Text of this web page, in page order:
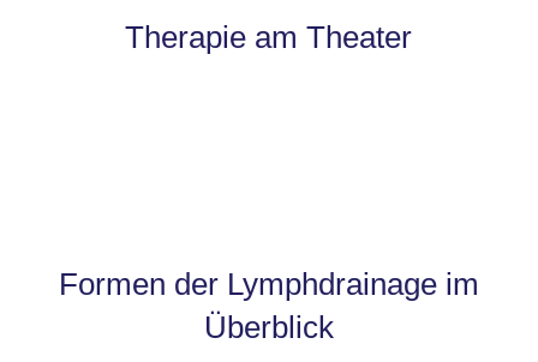
Therapie am Theater
Formen der Lymphdrainage im
Überblick